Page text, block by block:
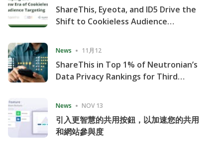
ShareThis, Eyeota, and ID5 Drive the
Shift to Cookieless Audience
News 11月12
ShareThis in Top 1% of Neutronian’s
Data Privacy Rankings for Third
News NOV 13
引入更智慧的共用按鈕，以加速您的共用
和網站參與度